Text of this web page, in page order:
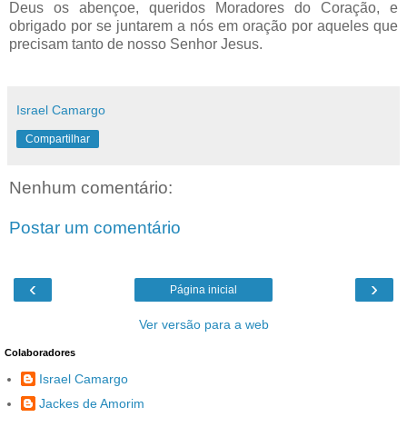
Deus os abençoe, queridos Moradores do Coração, e
obrigado por se juntarem a nós em oração por aqueles que
precisam tanto de nosso Senhor Jesus.
Israel Camargo
Compartilhar
Nenhum comentário:
Postar um comentário
‹ ›
Página inicial
Ver versão para a web
Colaboradores
Israel Camargo
Jackes de Amorim